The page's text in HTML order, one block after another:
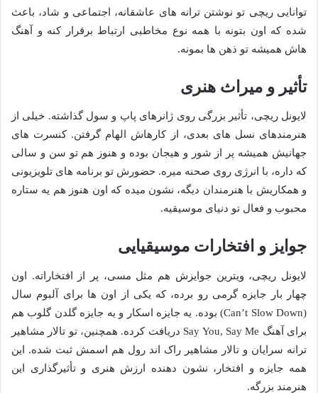
توانایی ریچی تو نوشتن ترانه های عاشقانه، اجتماعی و شاد، باعث
شده که اون بتونه با همه نوع مخاطبی ارتباط برقرار کنه و آهنگ
هاش همیشه تو ذهن ها بمونه.
تأثیر و میراث هنری
لایونل ریچی، تأثیر بزرگی روی ژانرهای پاپ و سول گذاشته. خیلی از
هنرمندهای نسل های بعدی، از کارهاش الهام گرفتن. کنسرت های
جهانیش همیشه پر از شور و هیجان بوده و هنوز هم تو سن و سالی
که داره، با انرژی روی صحنه میره. حضورش تو برنامه های تلویزیونی
و همکاریش با هنرمندان دیگه، نشون میده که اون هنوز هم یه ستاره
محبوب و فعال تو دنیای موسیقیه.
جوایز و افتخارات موسیقیایی
لایونل ریچی، ویترین جوایزش هم مثل مسی، پر از افتخاراته. اون
چهار بار جایزه گرمی رو برده، که یکی از اون ها برای آلبوم سال
(Can’t Slow Down) بوده. یه جایزه اسکار و یه جایزه گلدن گلوب هم
برای آهنگ Say You, Say Me دریافت کرده. همچنین، تو تالار مشاهیر
ترانه سرایان و تالار مشاهیر راک اند رول هم اسمش ثبت شده. این
همه جایزه و افتخار، نشون دهنده ارزش هنری و تأثیرگذاری این
هنرمند بزرگه.